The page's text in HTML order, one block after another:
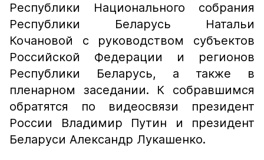
Республики Национального собрания
Республики Беларусь Натальи
Кочановой с руководством субъектов
Российской Федерации и регионов
Республики Беларусь, а также в
пленарном заседании. К собравшимся
обратятся по видеосвязи президент
России Владимир Путин и президент
Беларуси Александр Лукашенко.